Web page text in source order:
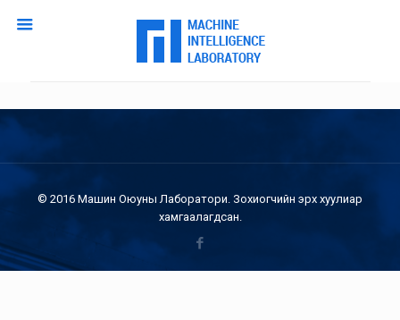
© 2016 Машин Оюуны Лаборатори. Зохиогчийн эрх хуулиар
хамгаалагдсан.